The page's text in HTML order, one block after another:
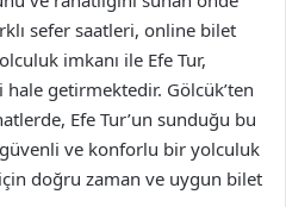
sefer saatleri, online bilet
imkanı ile Efe Tur,
getirmektedir. Gölcük’ten
Efe Tur’un sunduğu bu
ve konforlu bir yolculuk
doğru zaman ve uygun bilet